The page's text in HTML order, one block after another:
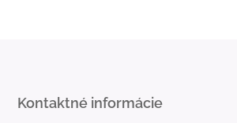
Kontaktné informácie